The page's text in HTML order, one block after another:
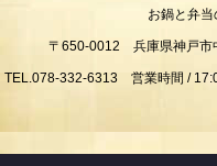
お鍋と弁当
〒650-0012 兵庫県神戸市
TEL.078-332-6313 営業時間 /